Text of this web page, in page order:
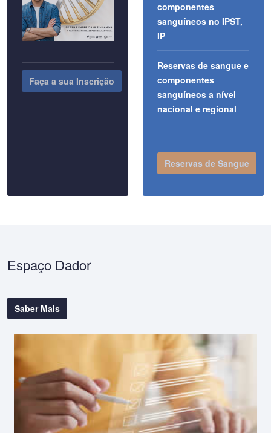
Faça a sua Inscrição
componentes
sanguíneos no IPST,
IP
Reservas de sangue e
componentes
sanguíneos a nível
nacional e regional
Reservas de Sangue
Espaço Dador
Saber Mais